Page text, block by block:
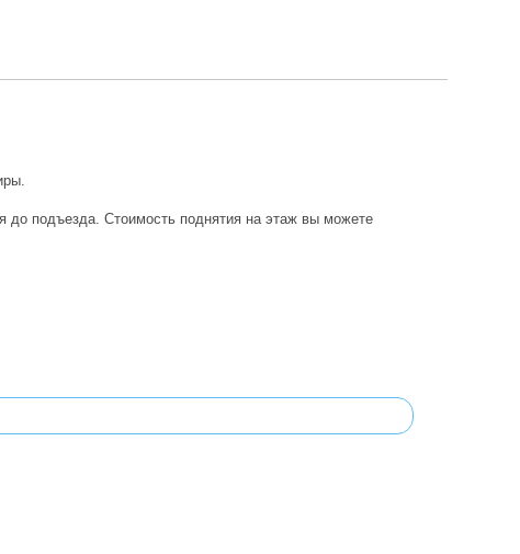
до подъезда. Стоимость поднятия на этаж вы можете